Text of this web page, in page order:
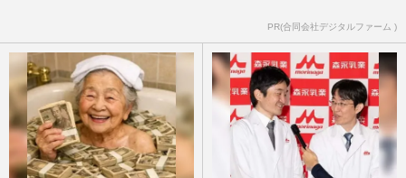
PR(合同会社デジタルファーム )